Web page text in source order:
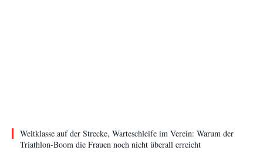
Weltklasse auf der Strecke, Warteschleife im Verein: Warum der
Triathlon-Boom die Frauen noch nicht überall erreicht